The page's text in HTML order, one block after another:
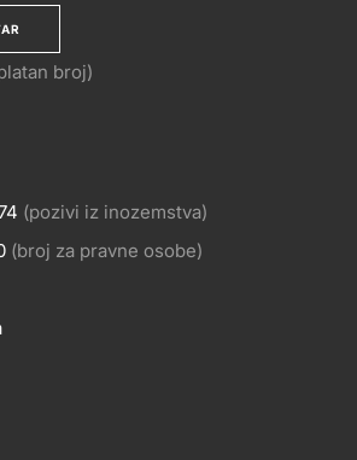
broj)
(pozivi iz inozemstva)
(broj za pravne osobe)